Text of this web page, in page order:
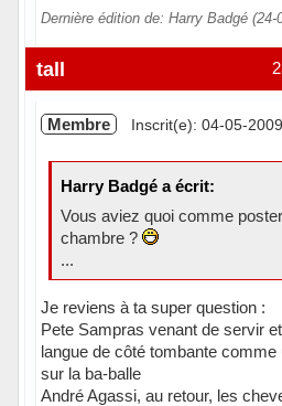
Dernière édition de: Harry Badgé (24-
Hors ligne
tall
Membre Inscrit(e): 04-05-2009
Harry Badgé a écrit:
Vous aviez quoi comme
chambre ?
...
Je reviens à ta super question :
Pete Sampras venant de servir
langue de côté tombante comme
sur la ba-balle
André Agassi, au retour, les